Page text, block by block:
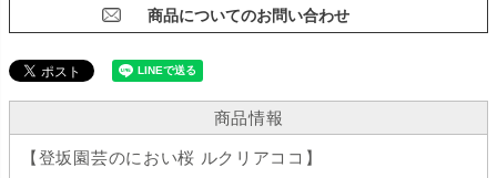
商品についてのお問い合わせ
商品情報
【登坂園芸のにおい桜 ルクリアココ】